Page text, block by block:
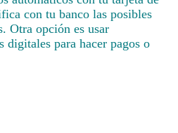
con tu banco las posibles
Otra opción es usar
digitales para hacer pagos o